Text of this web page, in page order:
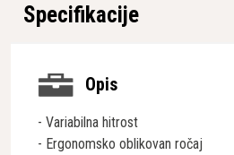
Specifikacije
Opis
- Variabilna hitrost
- Ergonomsko oblikovan ročaj